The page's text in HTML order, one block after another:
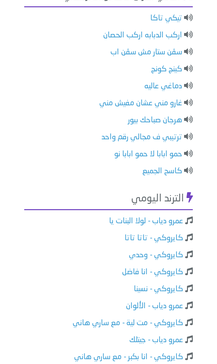
تيكي تاكا
اركب الدبابه اركب الحصان
سڤن ستار مش سڤن اب
كينج كونج
دماغي عاليه
غارو مني عشان مفيش مني
هرجان صباحك بيور
ترتيبي ف مجالي رقم واحد
حمو ابابا لا حمو ابابا نو
كاسح الجميع
الترند اليومي
عمرو دياب - لولا البنات يا
كايروكي - تاتا تاتا
كايروكي - وحدي
كايروكي - انا فاضل
كايروكي - نسينا
عمرو دياب - الألوان
كايروكي - مت لية - مع ساري هاني
عمرو دياب - جيتلك
كايروكي - انا بكبر - مع ساري هاني